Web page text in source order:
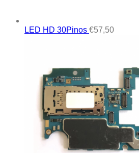
LED HD 30Pinos €57,50